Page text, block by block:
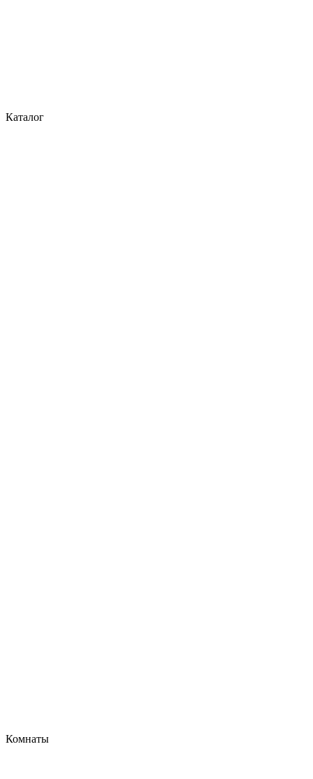
Каталог
Комнаты